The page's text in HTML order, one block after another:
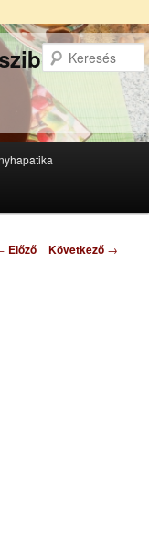
Előző Következő →